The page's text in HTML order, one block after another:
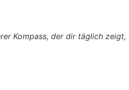
Kompass, der dir täglich